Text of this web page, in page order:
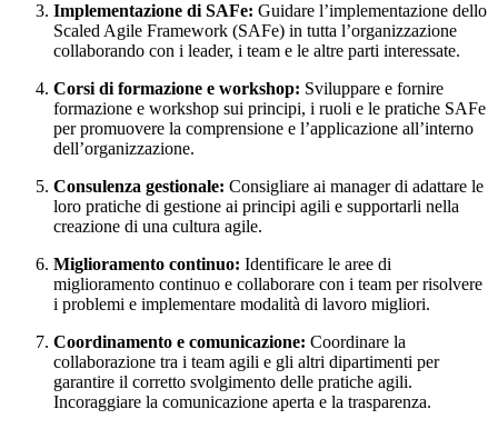
Implementazione di SAFe: Guidare l’implementazione dello
Scaled Agile Framework (SAFe) in tutta l’organizzazione
collaborando con i leader, i team e le altre parti interessate.
Corsi di formazione e workshop: Sviluppare e fornire
formazione e workshop sui principi, i ruoli e le pratiche SAFe
per promuovere la comprensione e l’applicazione all’interno
dell’organizzazione.
Consulenza gestionale: Consigliare ai manager di adattare le
loro pratiche di gestione ai principi agili e supportarli nella
creazione di una cultura agile.
Miglioramento continuo: Identificare le aree di
miglioramento continuo e collaborare con i team per risolvere
i problemi e implementare modalità di lavoro migliori.
Coordinamento e comunicazione: Coordinare la
collaborazione tra i team agili e gli altri dipartimenti per
garantire il corretto svolgimento delle pratiche agili.
Incoraggiare la comunicazione aperta e la trasparenza.